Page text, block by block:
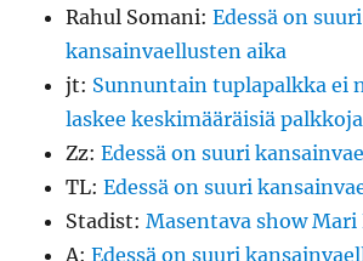
Rahul Somani:Edessä on suuri
kansainvaellusten aika
jt: Sunnuntain tuplapalkka ei
laskee keskimääräisiä palkkoja
Zz:Edessä on suuri
TL:Edessä on suuri
Stadist:Masentava show Mari
A:Edessä on suuri